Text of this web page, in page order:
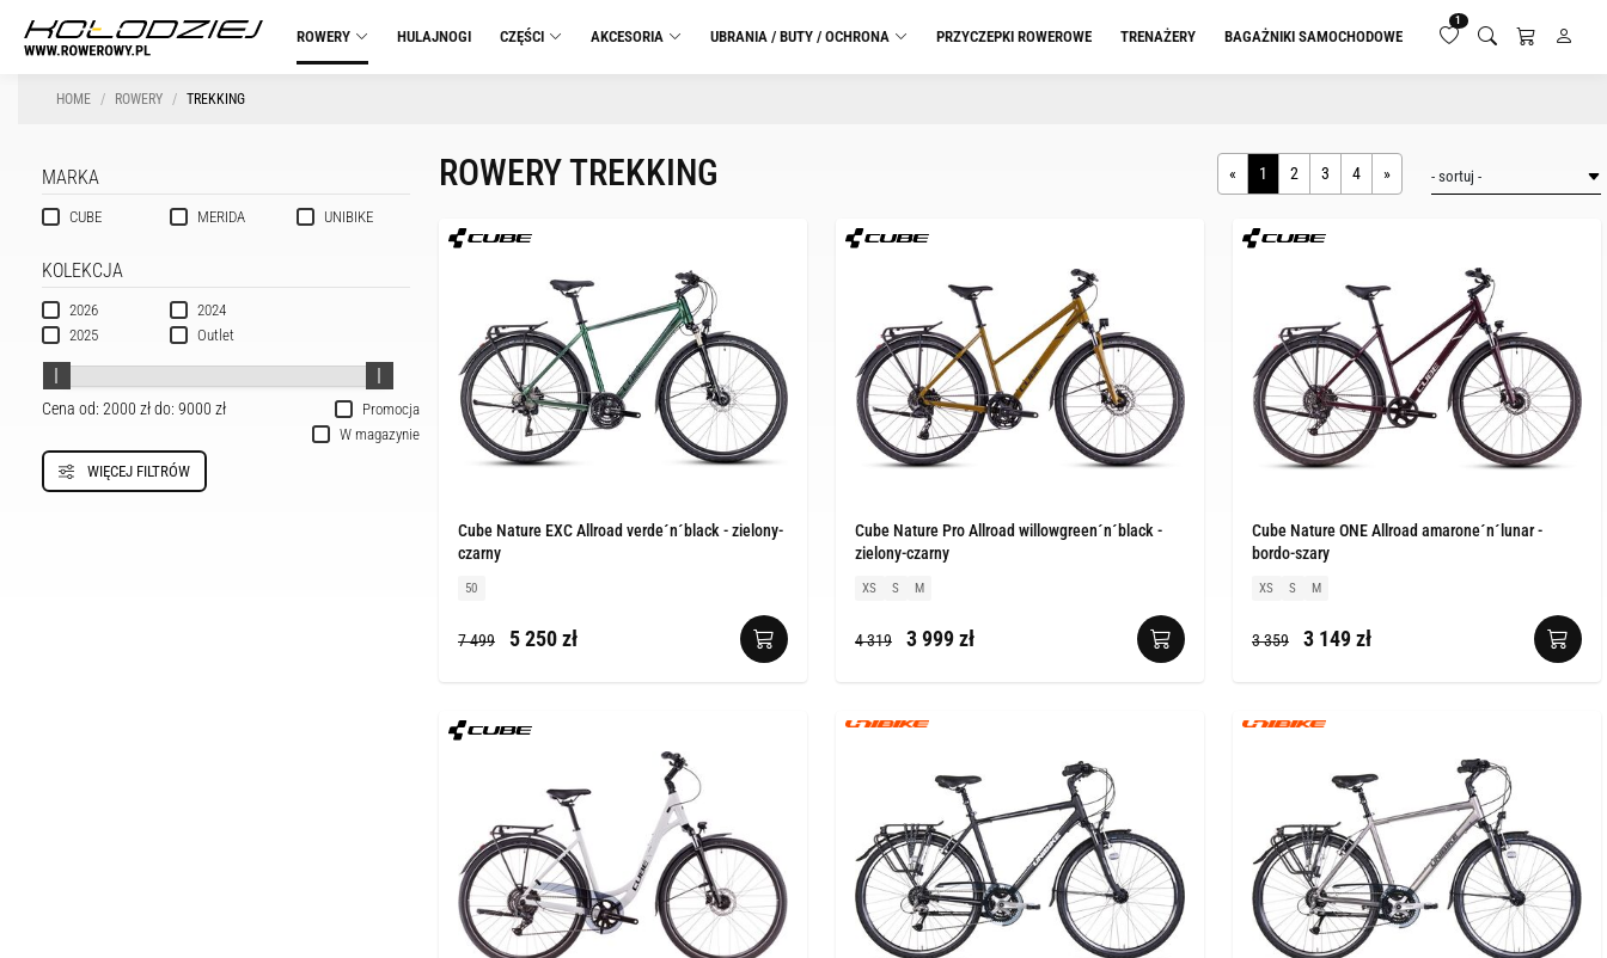
ROWERY HULAJNOGI CZĘŚCI AKCESORIA UBRANIA / BUTY / OCHRONA PRZYCZEPKI ROWEROWE TRENAŻERY BAGAŻNIKI SAMOCHODOWE
1
HOME ROWERY TREKKING
MARKA
CUBE MERIDA UNIBIKE
KOLEKCJA
2026
2025
2024
Outlet
Promocja
Cena od: 2000 złdo: 9000 zł
W magazynie
WIĘCEJ FILTRÓW
ROWERY TREKKING « 1 2 3 4 »
Cube Nature EXC Allroad verde´n´black - zielony-
czarny
50
7 499 5 250 zł
Cube Nature Pro Allroad willowgreen´n´black -
zielony-czarny
XS S M
4 319 3 999 zł
Cube Nature ONE Allroad amarone´n´lunar -
bordo-szary
XS S M
3 359 3 149 zł